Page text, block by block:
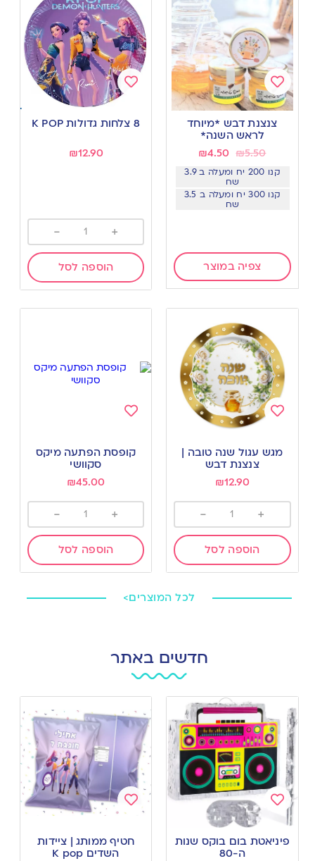
Add
wishlist
צנצנת דבש *מיוחד
לראש השנה*
₪5.50
₪4.50
קנו 200 יח ומעלה ב 3.9
שח
קנו 300 יח ומעלה ב 3.5
שח
צפיה במוצר
to
wishlist
8 צלחות גדולות K POP
₪12.90
+
-
הוספה לסל
to
wishlist
מגש עגול שנה טובה |
צנצנת דבש
₪12.90
+
-
הוספה לסל
to
wishlist
קופסת הפתעה מיקס
סקוושי
₪45.00
+
-
הוספה לסל
לכל המוצרים>
חדשים באתר
Add
to
wishlist
פיניאטת בום בוקס שנות
ה-80
wishlist
חטיף ממותג | ציידות
השדים K pop